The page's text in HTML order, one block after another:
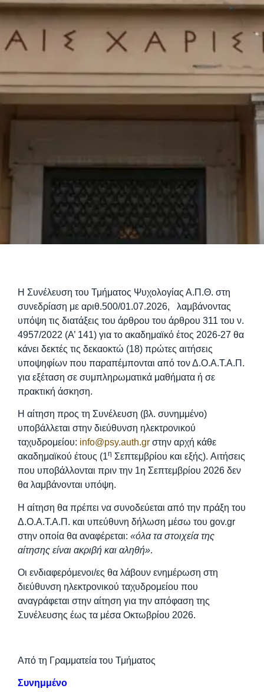
Η Συνέλευση του Τμήματος Ψυχολογίας Α.Π.Θ. στη
συνεδρίαση με αριθ.500/01.07.2026, λαμβάνοντας
υπόψη τις διατάξεις του άρθρου του άρθρου 311 του ν.
4957/2022 (Α’ 141) για το ακαδημαϊκό έτος 2026-27 θα
κάνει δεκτές τις δεκαοκτώ (18) πρώτες αιτήσεις
υποψηφίων που παραπέμπονται από τον Δ.Ο.Α.Τ.Α.Π.
για εξέταση σε συμπληρωματικά μαθήματα ή σε
πρακτική άσκηση.
Η αίτηση προς τη Συνέλευση (βλ. συνημμένο)
υποβάλλεται στην διεύθυνση ηλεκτρονικού
ταχυδρομείου: info@psy.auth.gr στην αρχή κάθε
ακαδημαϊκού έτους (1η Σεπτεμβρίου και εξής). Αιτήσεις
που υποβάλλονται πριν την 1η Σεπτεμβρίου 2026 δεν
θα λαμβάνονται υπόψη.
Η αίτηση θα πρέπει να συνοδεύεται από την πράξη του
Δ.Ο.Α.Τ.Α.Π. και υπεύθυνη δήλωση μέσω του gov.gr
στην οποία θα αναφέρεται: «όλα τα στοιχεία της
αίτησης είναι ακριβή και αληθή».
Οι ενδιαφερόμενοι/ες θα λάβουν ενημέρωση στη
διεύθυνση ηλεκτρονικού ταχυδρομείου που
αναγράφεται στην αίτηση για την απόφαση της
Συνέλευσης έως τα μέσα Οκτωβρίου 2026.
Από τη Γραμματεία του Τμήματος
Συνημμένο